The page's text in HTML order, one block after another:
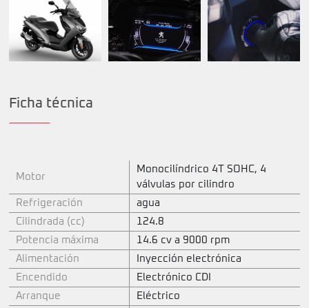
Ficha técnica
Motor
Monocilíndrico 4T SOHC, 4
válvulas por cilindro
Refrigeración
agua
Cilindrada (cc)
124.8
Potencia máxima
14.6 cv a 9000 rpm
Alimentación
Inyección electrónica
Encendido
Electrónico CDI
Arranque
Eléctrico